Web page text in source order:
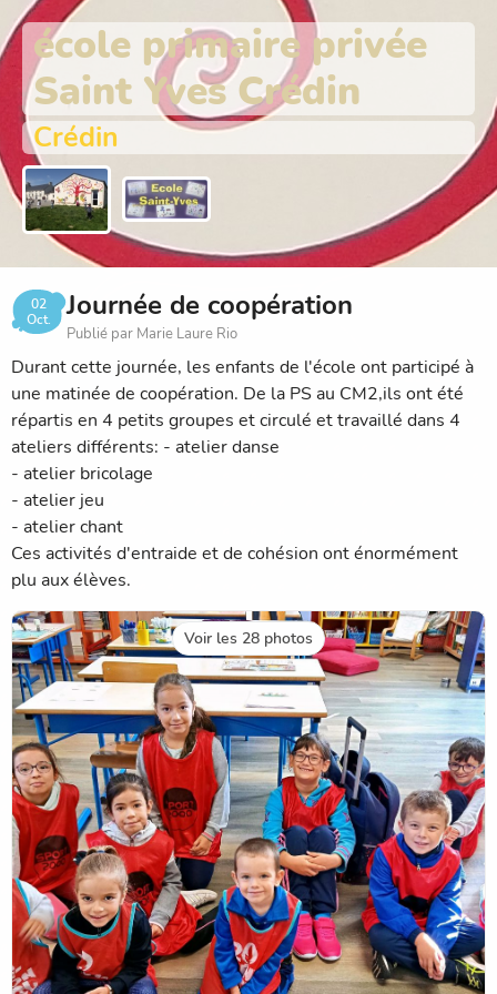
école primaire privée
Saint Yves Crédin
Crédin
02
Oct.
Journée de coopération
Publié par Marie Laure Rio
Durant cette journée, les enfants de l'école ont participé à
une matinée de coopération. De la PS au CM2,ils ont été
répartis en 4 petits groupes et circulé et travaillé dans 4
ateliers différents: - atelier danse
- atelier bricolage
- atelier jeu
- atelier chant
Ces activités d'entraide et de cohésion ont énormément
plu aux élèves.
Voir les 28 photos